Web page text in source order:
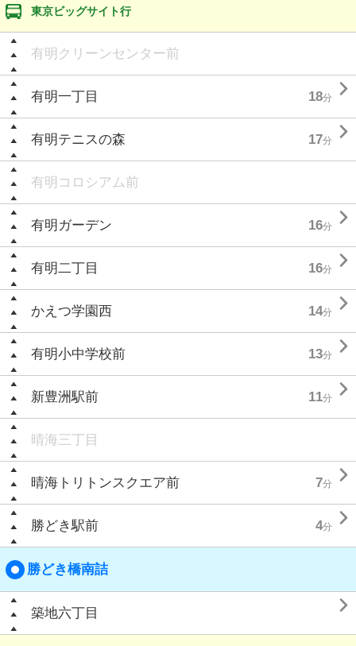
東京ビッグサイト行
有明クリーンセンター前
有明一丁目 18分 
有明テニスの森 17分 
有明コロシアム前
有明ガーデン 16分 
有明二丁目 16分 
かえつ学園西 14分 
有明小中学校前 13分 
新豊洲駅前 11分 
晴海三丁目
晴海トリトンスクエア前 7分 
勝どき駅前 4分 
勝どき橋南詰
築地六丁目 